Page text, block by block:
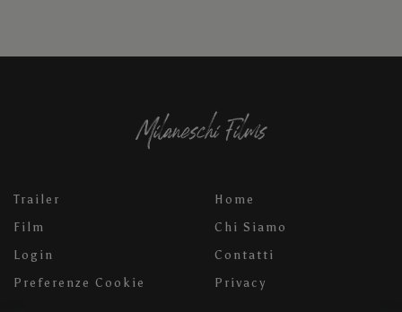
Trailer
Film
Login
Preferenze Cookie
Home
Chi Siamo
Contatti
Privacy